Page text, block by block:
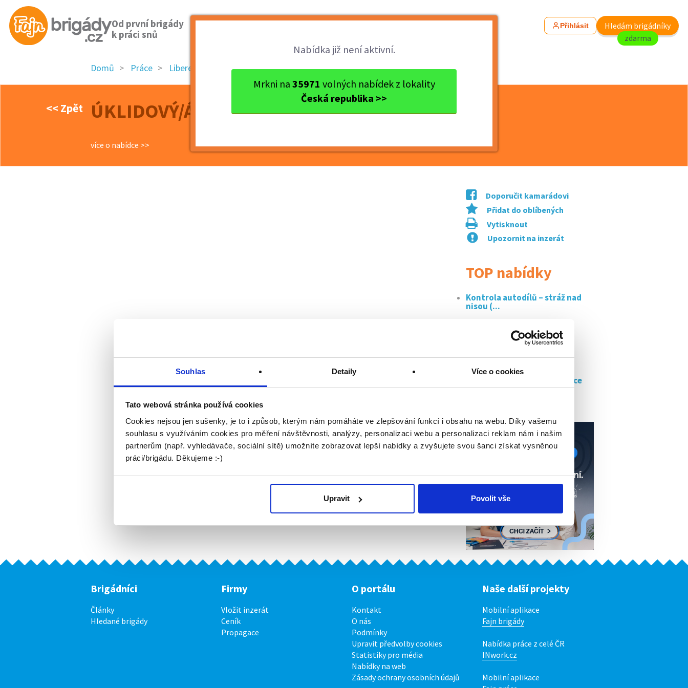
Souhlas Detaily Více o cookies
Tato webová stránka používá cookies
Cookies nejsou jen sušenky, je to i způsob, kterým nám pomáháte ve zlepšování funkcí i obsahu na webu. Díky vašemu
souhlasu s využíváním cookies pro měření návštěvnosti, analýzy, personalizaci webu a personalizaci reklam nám i našim
partnerům (např. vyhledávače, sociální sítě) umožníte zobrazovat lepší nabídky a zvyšujete svou šanci získat vysněnou
práci/brigádu. Děkujeme :-)
Upravit Povolit vše
Od první brigády
k práci snů
Přihlásit
Hledám brigádníky
zdarma
Nabídka již není aktivní.
Mrkni na 35971 volných nabídek z lokality
Česká republika >>
Domů Práce Liberecký kraj okres Liberec Liberec ÚKLIDOVÝ/Á PRACOVNÍK/CE - p...
<< Zpět ÚKLIDOVÝ/Á PRACOVNÍK/CE - pro OZP
více o nabídce >>
Doporučit kamarádovi
Přidat do oblíbených
Vytisknout
Upozornit na inzerát
TOP nabídky
Kontrola autodílů – stráž nad
nisou (...
obchodního rozvoje
obchodního rozvoje
Administrativní pracovník/ce
Brigádníci
Články
Hledané brigády
Firmy
Vložit inzerát
Ceník
Propagace
O portálu
Kontakt
O nás
Podmínky
Upravit předvolby cookies
Statistiky pro média
Nabídky na web
Zásady ochrany osobních údajů
Naše další projekty
Mobilní aplikace
Fajn brigády
Nabídka práce z celé ČR
INwork.cz
Mobilní aplikace